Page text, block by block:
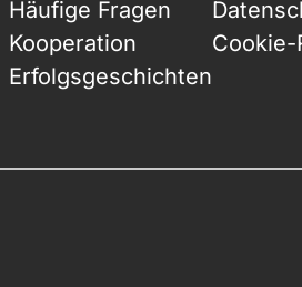
Häufige Fragen
Kooperation
Erfolgsgeschichten
Cookie-